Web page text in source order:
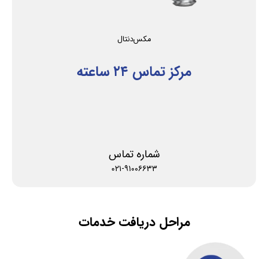
مکس‌دنتال
مرکز تماس ۲۴ ساعته
شماره تماس
۰۲۱-۹۱۰۰۶۶۳۳
مراحل دریافت خدمات